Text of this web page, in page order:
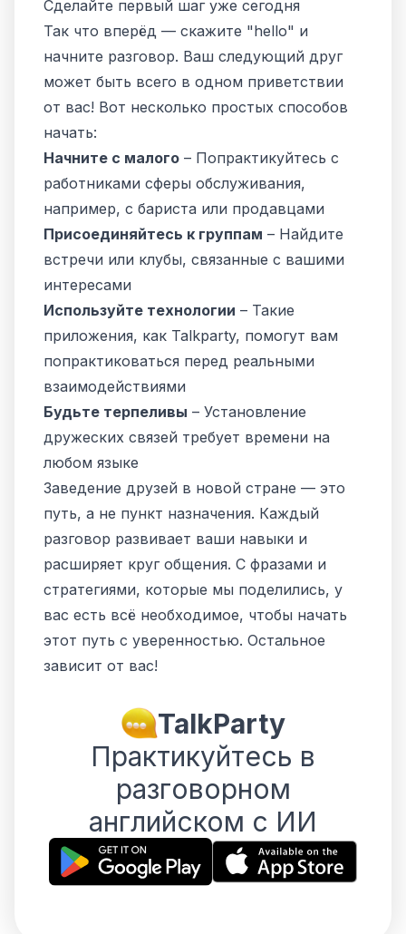
Сделайте первый шаг уже сегодня
Так что вперёд — скажите "hello" и
начните разговор. Ваш следующий друг
может быть всего в одном приветствии
от вас! Вот несколько простых способов
начать:
Начните с малого – Попрактикуйтесь с
работниками сферы обслуживания,
например, с бариста или продавцами
Присоединяйтесь к группам – Найдите
встречи или клубы, связанные с вашими
интересами
Используйте технологии – Такие
приложения, как Talkparty, помогут вам
попрактиковаться перед реальными
взаимодействиями
Будьте терпеливы – Установление
дружеских связей требует времени на
любом языке
Заведение друзей в новой стране — это
путь, а не пункт назначения. Каждый
разговор развивает ваши навыки и
расширяет круг общения. С фразами и
стратегиями, которые мы поделились, у
вас есть всё необходимое, чтобы начать
этот путь с уверенностью. Остальное
зависит от вас!
TalkParty
Практикуйтесь в
разговорном
английском с ИИ